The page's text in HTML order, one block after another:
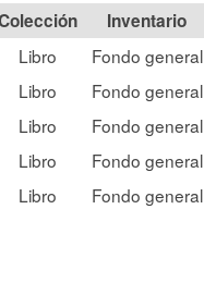
Libro Fondo general
Libro Fondo general
Libro Fondo general
Libro Fondo general
Libro Fondo general